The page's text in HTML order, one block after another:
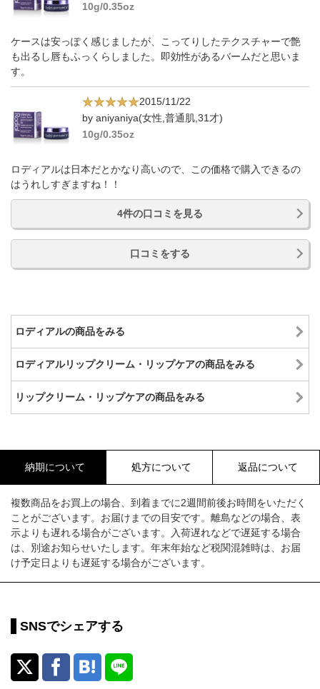
10g/0.35oz
ケースは安っぽく感じましたが、こってりしたテクスチャーで艶
も出るし唇もふっくらしました。即効性があるバームだと思いま
す。
2015/11/22
by aniyaniya(女性,普通肌,31才)
10g/0.35oz
ロディアルは日本だとかなり高いので、この価格で購入できるの
はうれしすぎますね！！
4件の口コミを見る
口コミをする
ロディアルの商品をみる
ロディアルリップクリーム・リップケアの商品をみる
リップクリーム・リップケアの商品をみる
納期について 処方について 返品について
複数商品をお買上の場合、到着までに2週間前後お時間をいただく
ことがございます。お届けまでの目安です。離島などの場合、表
示よりも遅れる場合がございます。入荷遅れなどで遅延する場合
は、別途お知らせいたします。年末年始など税関混雑時は、お届
け予定日よりも遅延する場合がございます。
SNSでシェアする